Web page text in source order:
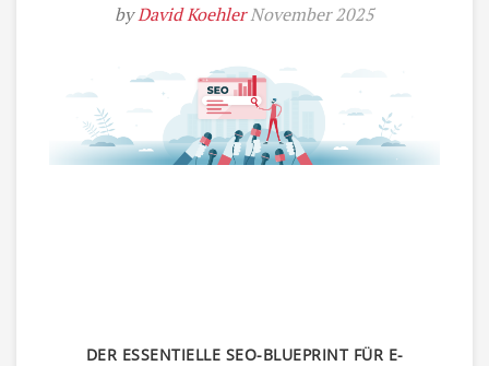
byDavid KoehlerNovember 2025
DER ESSENTIELLE SEO-BLUEPRINT FÜR E-